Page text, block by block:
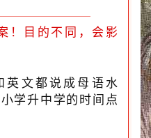
！目的不同，会影
英文都说成母语水
学升中学的时间点